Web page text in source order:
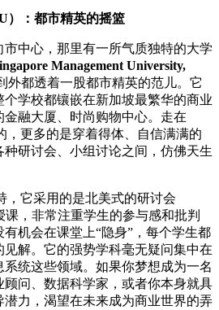
）：都市精英的摇篮
中心，那里有一所气质独特的大学
Management University,
外都透着一股都市精英的范儿。它
学校都镶嵌在新加坡最繁华的商业
融大厦、时尚购物中心。走在
，更多的是穿着得体、自信满满的
研讨会、小组讨论之间，仿佛天生
，它采用的是北美式的研讨会
课，非常注重学生的参与感和批判
机会在课堂上“隐身”，每个学生都
解。它的强势学科毫无疑问集中在
统这些领域。如果你梦想成为一名
问、数据科学家，或者你本身就具
力，渴望在未来成为商业世界的弄